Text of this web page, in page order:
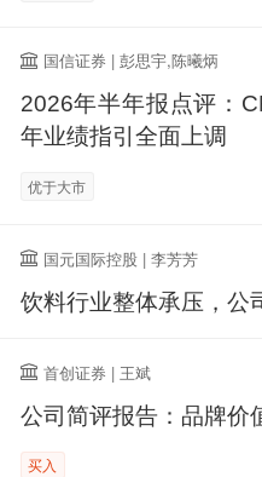
国信证券 | 彭思宇,陈曦炳
2026年半年报点评：
年业绩指引全面上调
优于大市
国元国际控股 | 李芳芳
饮料行业整体承压，公
首创证券 | 王斌
公司简评报告：品牌价
买入